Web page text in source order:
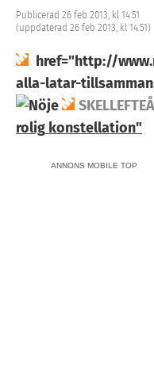
Publicerad 26 feb 2013, kl 14:51
(uppdaterad 26 feb 2013, kl 14:51)
href="http://
alla-latar-
SKELLEFTEÅ
rolig konstellation"
ANNONS MOBILE TOP